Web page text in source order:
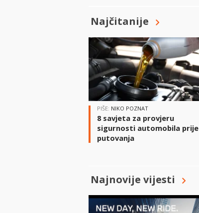
Najčitanije
PIŠE: NIKO POZNAT
8 savjeta za provjeru
sigurnosti automobila prije
putovanja
Najnovije vijesti